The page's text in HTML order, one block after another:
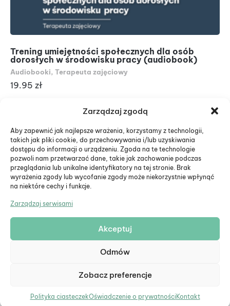
Zarządzaj zgodą
Aby zapewnić jak najlepsze wrażenia, korzystamy z technologii,
takich jak pliki cookie, do przechowywania i/lub uzyskiwania
dostępu do informacji o urządzeniu. Zgoda na te technologie
pozwoli nam przetwarzać dane, takie jak zachowanie podczas
przeglądania lub unikalne identyfikatory na tej stronie. Brak
wyrażenia zgody lub wycofanie zgody może niekorzystnie wpłynąć
na niektóre cechy i funkcje.
Zarządzaj serwisami
Akceptuj
Odmów
Zobacz preferencje
Polityka ciasteczekOświadczenie o prywatnościKontakt
Trening umiejętności społecznych dla osób
dorosłych w środowisku pracy (audiobook)
Audiobooki, Terapeuta zajęciowy
19.95 zł
© Eduiko. Wszystkie prawa zastrzeżone.